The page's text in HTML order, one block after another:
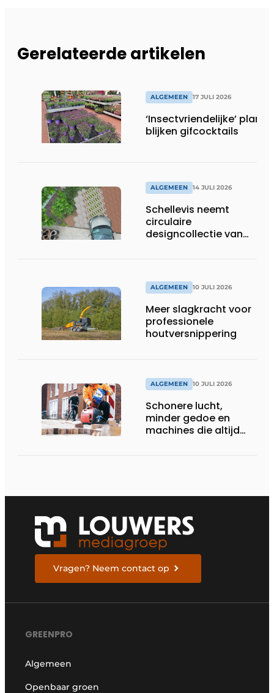
Gerelateerde artikelen
ALGEMEEN 17 JULI 2026
‘Insectvriendelijke’
blijken gifcocktails
ALGEMEEN 14 JULI 2026
Schellevis neemt
circulaire
designcollectie van
ALGEMEEN 10 JULI 2026
Meer slagkracht voor
professionele
houtversnippering
ALGEMEEN 10 JULI 2026
Schonere lucht,
minder gedoe en
machines die altijd
Vragen? Neem contact op
GREENPRO
Algemeen
Openbaar groen